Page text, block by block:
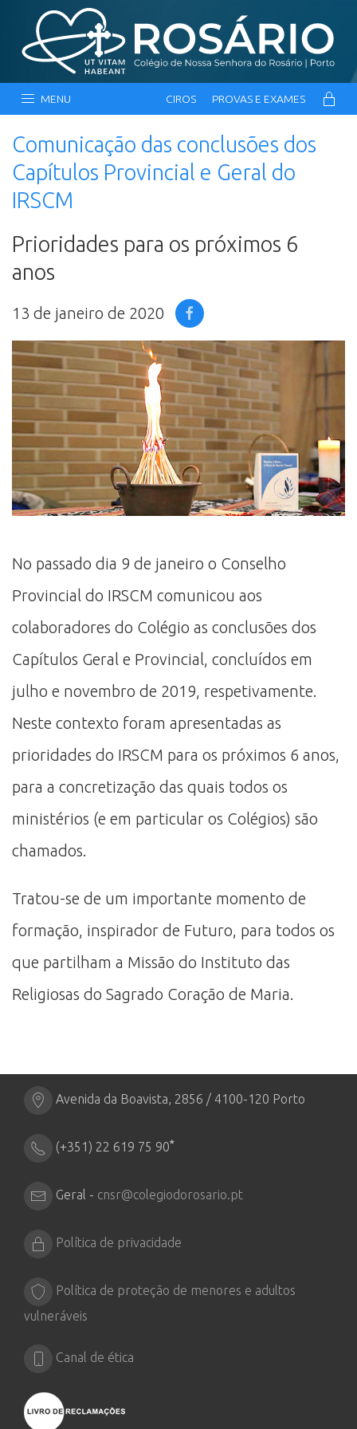
MENU CIROS PROVAS E EXAMES
Comunicação das conclusões dos
Capítulos Provincial e Geral do
IRSCM
Prioridades para os próximos 6
anos
13 de janeiro de 2020
No passado dia 9 de janeiro o Conselho
Provincial do IRSCM comunicou aos
colaboradores do Colégio as conclusões dos
Capítulos Geral e Provincial, concluídos em
julho e novembro de 2019, respetivamente.
Neste contexto foram apresentadas as
prioridades do IRSCM para os próximos 6 anos,
para a concretização das quais todos os
ministérios (e em particular os Colégios) são
chamados.
Tratou-se de um importante momento de
formação, inspirador de Futuro, para todos os
que partilham a Missão do Instituto das
Religiosas do Sagrado Coração de Maria.
Avenida da Boavista, 2856 / 4100-120 Porto
(+351) 22 619 75 90*
Geral - cnsr@colegiodorosario.pt
Política de privacidade
Política de proteção de menores e adultos
vulneráveis
Canal de ética